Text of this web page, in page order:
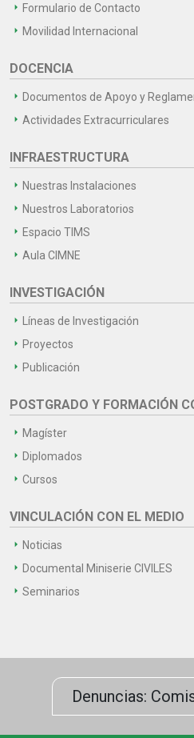
Formulario de Contacto
Movilidad Internacional
DOCENCIA
Documentos de Apoyo y
Actividades Extracurriculares
INFRAESTRUCTURA
Nuestras Instalaciones
Nuestros Laboratorios
Espacio TIMS
Aula CIMNE
INVESTIGACIÓN
Líneas de Investigación
Proyectos
Publicación
POSTGRADO Y FORMACIÓN
Magíster
Diplomados
Cursos
VINCULACIÓN CON EL MEDIO
Noticias
Documental Miniserie CIVILES
Seminarios
Denuncias: